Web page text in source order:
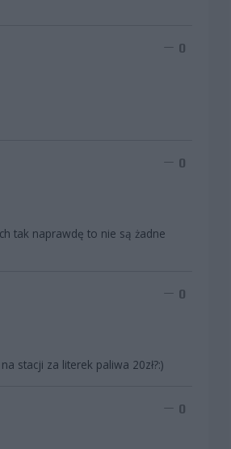
0
0
tak naprawdę to nie są żadne
0
stacji za literek paliwa 20zł?:)
0